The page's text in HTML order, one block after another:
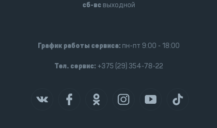
сб-всвыходной
График работы сервиса:пн-пт 9:00 - 18:00
Тел. сервис:+375 (29) 354-78-22